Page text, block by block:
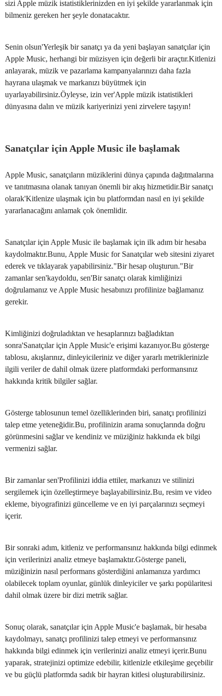
sizi Apple müzik istatistiklerinizden en iyi şekilde yararlanmak için
bilmeniz gereken her şeyle donatacaktır.
Senin olsun'Yerleşik bir sanatçı ya da yeni başlayan sanatçılar için
Apple Music, herhangi bir müzisyen için değerli bir araçtır.Kitlenizi
anlayarak, müzik ve pazarlama kampanyalarınızı daha fazla
hayrana ulaşmak ve markanızı büyütmek için
uyarlayabilirsiniz.Öyleyse, izin ver'Apple müzik istatistikleri
dünyasına dalın ve müzik kariyerinizi yeni zirvelere taşıyın!
Sanatçılar için Apple Music ile başlamak
Apple Music, sanatçıların müziklerini dünya çapında dağıtmalarına
ve tanıtmasına olanak tanıyan önemli bir akış hizmetidir.Bir sanatçı
olarak'Kitlenize ulaşmak için bu platformdan nasıl en iyi şekilde
yararlanacağını anlamak çok önemlidir.
Sanatçılar için Apple Music ile başlamak için ilk adım bir hesaba
kaydolmaktır.Bunu, Apple Music for Sanatçılar web sitesini ziyaret
ederek ve tıklayarak yapabilirsiniz."Bir hesap oluşturun."Bir
zamanlar sen'kaydoldu, sen'Bir sanatçı olarak kimliğinizi
doğrulamanız ve Apple Music hesabınızı profilinize bağlamanız
gerekir.
Kimliğinizi doğruladıktan ve hesaplarınızı bağladıktan
sonra'Sanatçılar için Apple Music'e erişimi kazanıyor.Bu gösterge
tablosu, akışlarınız, dinleyicileriniz ve diğer yararlı metriklerinizle
ilgili veriler de dahil olmak üzere platformdaki performansınız
hakkında kritik bilgiler sağlar.
Gösterge tablosunun temel özelliklerinden biri, sanatçı profilinizi
talep etme yeteneğidir.Bu, profilinizin arama sonuçlarında doğru
görünmesini sağlar ve kendiniz ve müziğiniz hakkında ek bilgi
vermenizi sağlar.
Bir zamanlar sen'Profilinizi iddia ettiler, markanızı ve stilinizi
sergilemek için özelleştirmeye başlayabilirsiniz.Bu, resim ve video
ekleme, biyografinizi güncelleme ve en iyi parçalarınızı seçmeyi
içerir.
Bir sonraki adım, kitleniz ve performansınız hakkında bilgi edinmek
için verilerinizi analiz etmeye başlamaktır.Gösterge paneli,
müziğinizin nasıl performans gösterdiğini anlamanıza yardımcı
olabilecek toplam oyunlar, günlük dinleyiciler ve şarkı popülaritesi
dahil olmak üzere bir dizi metrik sağlar.
Sonuç olarak, sanatçılar için Apple Music'e başlamak, bir hesaba
kaydolmayı, sanatçı profilinizi talep etmeyi ve performansınız
hakkında bilgi edinmek için verilerinizi analiz etmeyi içerir.Bunu
yaparak, stratejinizi optimize edebilir, kitlenizle etkileşime geçebilir
ve bu güçlü platformda sadık bir hayran kitlesi oluşturabilirsiniz.